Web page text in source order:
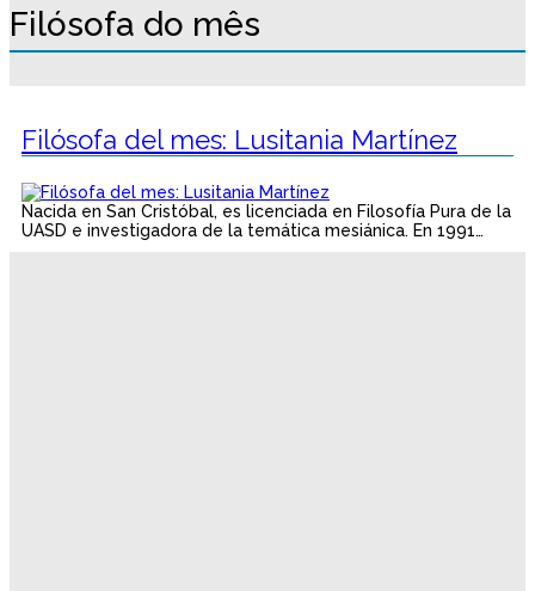
Filósofa do mês
Filósofa del mes: Lusitania Martínez
Nacida en San Cristóbal, es licenciada en Filosofía Pura de la
UASD e investigadora de la temática mesiánica. En 1991…